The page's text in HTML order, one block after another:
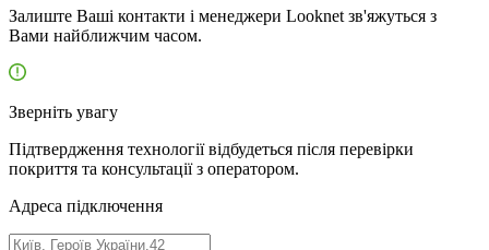
Залиште Ваші контакти і менеджери Looknet зв'яжуться з
Вами найближчим часом.
Зверніть увагу
Підтвердження технології відбудеться після перевірки
покриття та консультації з оператором.
Адресa підключення